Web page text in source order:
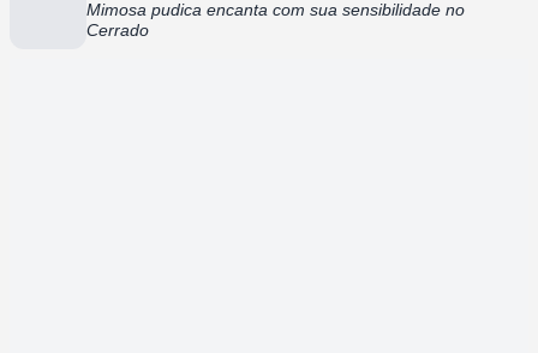
Mimosa pudica encanta com sua sensibilidade no
Cerrado